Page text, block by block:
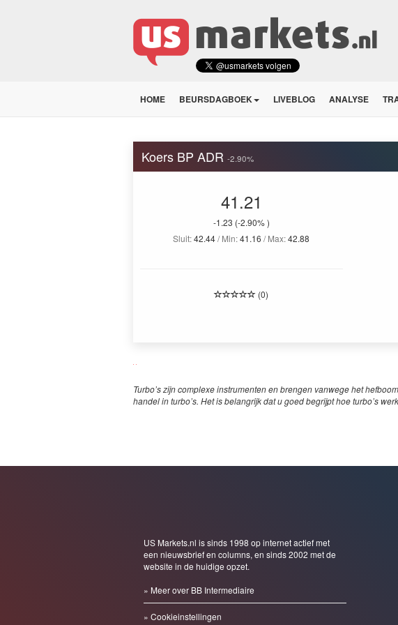
HOME BEURSDAGBOEK LIVEBLOG ANALYSE
Koers BP ADR -2.90%
41.21
-1.23 (-2.90% )
Sluit:42.44/ Min:41.16/ Max:42.88
(0)
Turbo’s zijn complexe instrumenten en brengen vanwege het
handel in turbo’s. Het is belangrijk dat u goed begrijpt hoe turbo’s
US Markets.nl is sinds 1998 op internet actief met
een nieuwsbrief en columns, en sinds 2002 met de
website in de huidige opzet.
» Meer over BB Intermediaire
» Cookieinstellingen